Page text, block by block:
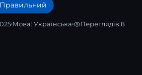
Мова: Українська Переглядів:8